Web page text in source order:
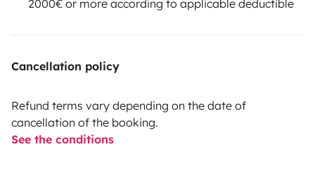
2000€ or more according to applicable deductible
Cancellation policy
Refund terms vary depending on the date of
cancellation of the booking.
See the conditions